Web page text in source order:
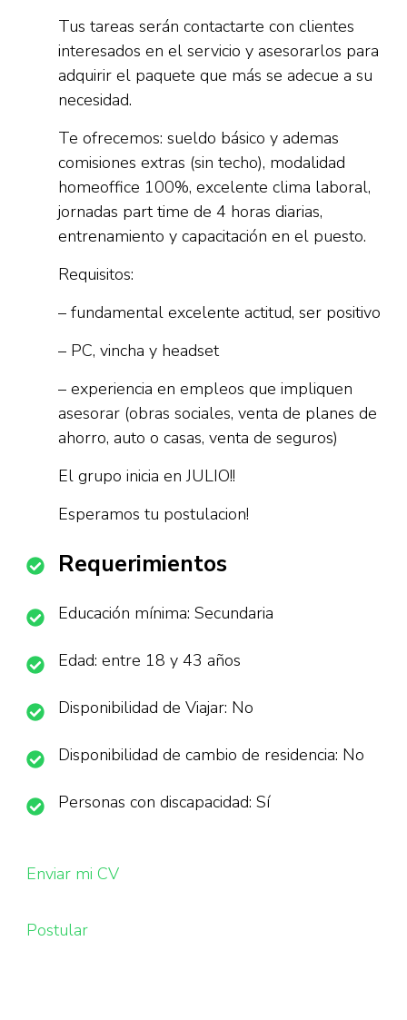
Tus tareas serán contactarte con clientes
interesados en el servicio y asesorarlos para
adquirir el paquete que más se adecue a su
necesidad.
Te ofrecemos: sueldo básico y ademas
comisiones extras (sin techo), modalidad
homeoffice 100%, excelente clima laboral,
jornadas part time de 4 horas diarias,
entrenamiento y capacitación en el puesto.
Requisitos:
– fundamental excelente actitud, ser positivo
– PC, vincha y headset
– experiencia en empleos que impliquen
asesorar (obras sociales, venta de planes de
ahorro, auto o casas, venta de seguros)
El grupo inicia en JULIO!!
Esperamos tu postulacion!
Requerimientos
Educación mínima: Secundaria
Edad: entre 18 y 43 años
Disponibilidad de Viajar: No
Disponibilidad de cambio de residencia: No
Personas con discapacidad: Sí
Enviar mi CV
Postular